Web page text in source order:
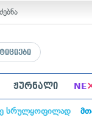
ძებნა
ჟურნალი NE
სრულყოფილად